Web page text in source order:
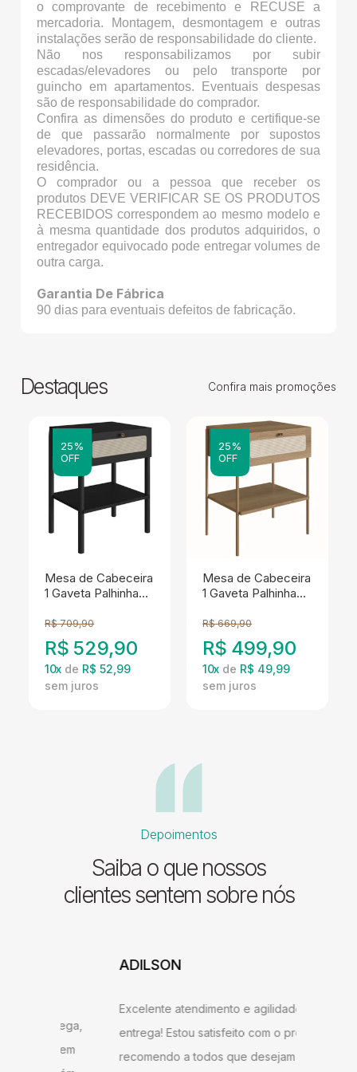
o comprovante de recebimento e RECUSE a
mercadoria. Montagem, desmontagem e outras
instalações serão de responsabilidade do cliente.
Não nos responsabilizamos por subir
escadas/elevadores ou pelo transporte por
guincho em apartamentos. Eventuais despesas
são de responsabilidade do comprador.
Confira as dimensões do produto e certifique-se
de que passarão normalmente por supostos
elevadores, portas, escadas ou corredores de sua
residência.
O comprador ou a pessoa que receber os
produtos DEVE VERIFICAR SE OS PRODUTOS
RECEBIDOS correspondem ao mesmo modelo e
à mesma quantidade dos produtos adquiridos, o
entregador equivocado pode entregar volumes de
outra carga.
Garantia De Fábrica
90 dias para eventuais defeitos de fabricação.
Destaques Confira mais promoções
25%
OFF
Mesa de Cabeceira
1 Gaveta Palhinha
Nero Artesano
R$ 709,90
R$ 529,90
10x de R$ 52,99
25%
OFF
Mesa de Cabeceira
1 Gaveta Palhinha
Hanover Artesano
R$ 669,90
R$ 499,90
10x de R$ 49,99
Depoimentos
Saiba o que nossos
clientes sentem sobre nós
ADILSON
Excelente atendimento e agilidade na
entrega! Estou satisfeito com o produto,
recomendo a todos que desejam ter um